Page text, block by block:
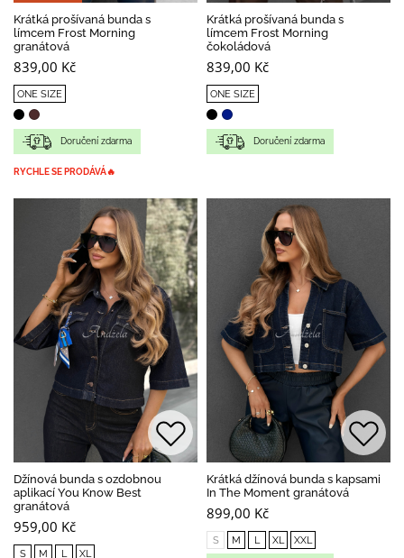
Krátká prošívaná bunda s
límcem Frost Morning
granátová
839,00 Kč
ONE SIZE
Doručení zdarma
RYCHLE SE PRODÁVÁ🔥
Krátká prošívaná bunda s
límcem Frost Morning
čokoládová
839,00 Kč
ONE SIZE
Doručení zdarma
Džínová bunda s ozdobnou
aplikací You Know Best
granátová
959,00 Kč
S M L XL
Krátká džínová bunda s kapsami
In The Moment granátová
899,00 Kč
S M L XL XXL